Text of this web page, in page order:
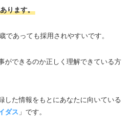
ります。
であっても採用されやすいです。
ができるのか正しく理解できている方
した情報をもとにあなたに向いている
ダス 」です。